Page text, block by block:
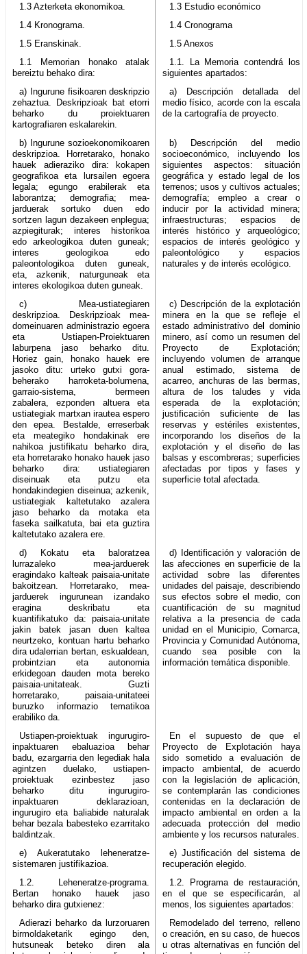
1.3 Azterketa ekonomikoa.
1.3 Estudio económico
1.4 Kronograma.
1.4 Cronograma
1.5 Eranskinak.
1.5 Anexos
1.1 Memorian honako atalak
bereiztu behako dira:
1.1. La Memoria contendrá los
siguientes apartados:
a) Ingurune fisikoaren deskripzio
zehaztua. Deskripzioak bat etorri
beharko du proiektuaren
kartografiaren eskalarekin.
a) Descripción detallada del
medio físico, acorde con la escala
de la cartografía de proyecto.
b) Ingurune sozioekonomikoaren
deskripzioa. Horretarako, honako
hauek adieraziko dira: kokapen
geografikoa eta lursailen egoera
legala; egungo erabilerak eta
laborantza; demografia; mea-
jarduerak sortuko duen edo
sortzen lagun dezakeen enplegua;
azpiegiturak; interes historikoa
edo arkeologikoa duten guneak;
interes geologikoa edo
paleontologikoa duten guneak,
eta, azkenik, naturguneak eta
interes ekologikoa duten guneak.
b) Descripción del medio
socioeconómico, incluyendo los
siguientes aspectos: situación
geográfica y estado legal de los
terrenos; usos y cultivos actuales;
demografía; empleo a crear o
inducir por la actividad minera;
infraestructuras; espacios de
interés histórico y arqueológico;
espacios de interés geológico y
paleontológico y espacios
naturales y de interés ecológico.
c) Mea-ustiategiaren
deskripzioa. Deskripzioak mea-
domeinuaren administrazio egoera
eta Ustiapen-Proiektuaren
laburpena jaso beharko ditu.
Horiez gain, honako hauek ere
jasoko ditu: urteko gutxi gora-
beherako harroketa-bolumena,
garraio-sistema, bermeen
zabalera, ezponden altuera eta
ustiategiak martxan irautea espero
den epea. Bestalde, erreserbak
eta meategiko hondakinak ere
nahikoa justifikatu beharko dira,
eta horretarako honako hauek jaso
beharko dira: ustiategiaren
diseinuak eta putzu eta
hondakindegien diseinua; azkenik,
ustiategiak kaltetutako azalera
jaso beharko da motaka eta
faseka sailkatuta, bai eta guztira
kaltetutako azalera ere.
c) Descripción de la explotación
minera en la que se refleje el
estado administrativo del dominio
minero, así como un resumen del
Proyecto de Explotación;
incluyendo volumen de arranque
anual estimado, sistema de
acarreo, anchuras de las bermas,
altura de los taludes y vida
esperada de la explotación;
justificación suficiente de las
reservas y estériles existentes,
incorporando los diseños de la
explotación y el diseño de las
balsas y escombreras; superficies
afectadas por tipos y fases y
superficie total afectada.
d) Kokatu eta baloratzea
lurrazaleko mea-jarduerek
eragindako kalteak paisaia-unitate
bakoitzean. Horretarako, mea-
jarduerek ingurunean izandako
eragina deskribatu eta
kuantifikatuko da: paisaia-unitate
jakin batek jasan duen kaltea
neurtzeko, kontuan hartu beharko
dira udalerrian bertan, eskualdean,
probintzian eta autonomia
erkidegoan dauden mota bereko
paisaia-unitateak. Guzti
horretarako, paisaia-unitateei
buruzko informazio tematikoa
erabiliko da.
d) Identificación y valoración de
las afecciones en superficie de la
actividad sobre las diferentes
unidades del paisaje, describiendo
sus efectos sobre el medio, con
cuantificación de su magnitud
relativa a la presencia de cada
unidad en el Municipio, Comarca,
Provincia y Comunidad Autónoma,
cuando sea posible con la
información temática disponible.
Ustiapen-proiektuak ingurugiro-
inpaktuaren ebaluazioa behar
badu, ezargarria den legediak hala
agintzen duelako, ustiapen-
proiektuak ezinbestez jaso
beharko ditu ingurugiro-
inpaktuaren deklarazioan,
ingurugiro eta baliabide naturalak
behar bezala babesteko ezarritako
baldintzak.
En el supuesto de que el
Proyecto de Explotación haya
sido sometido a evaluación de
impacto ambiental, de acuerdo
con la legislación de aplicación,
se contemplarán las condiciones
contenidas en la declaración de
impacto ambiental en orden a la
adecuada protección del medio
ambiente y los recursos naturales.
e) Aukeratutako leheneratze-
sistemaren justifikazioa.
e) Justificación del sistema de
recuperación elegido.
1.2. Leheneratze-programa.
Bertan honako hauek jaso
beharko dira gutxienez:
1.2. Programa de restauración,
en el que se especificarán, al
menos, los siguientes apartados:
Adierazi beharko da lurzoruaren
birmoldaketarik egingo den,
hutsuneak beteko diren ala
Remodelado del terreno, relleno
o creación, en su caso, de huecos
u otras alternativas en función del